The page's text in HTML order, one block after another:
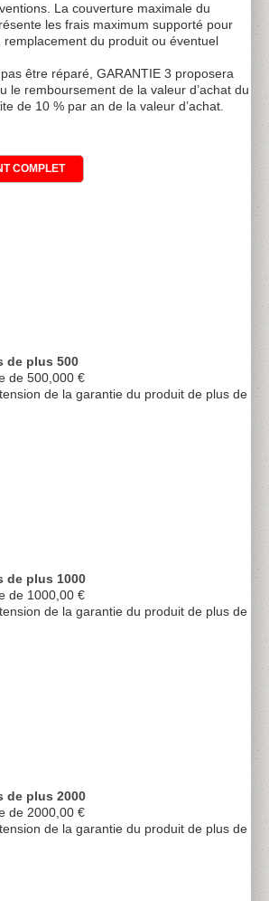
La couverture maximale du
les frais maximum supporté pour
du produit ou éventuel
être réparé, GARANTIE 3 proposera
le remboursement de la valeur d’achat du
de 10 % par an de la valeur d’achat.
COMPLET
de plus 500
de 500,000 €
de la garantie du produit de plus de
de plus 1000
de 1000,00 €
de la garantie du produit de plus de
de plus 2000
de 2000,00 €
de la garantie du produit de plus de